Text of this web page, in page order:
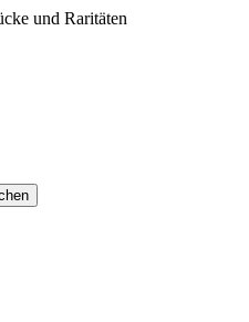
und Raritäten